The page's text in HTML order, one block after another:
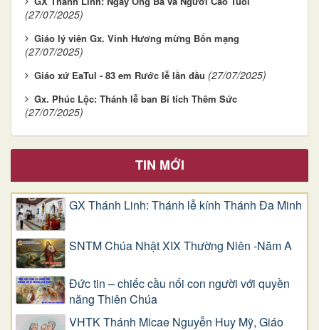
(27/07/2025)
Giáo lý viên Gx. Vinh Hương mừng Bổn mạng
(27/07/2025)
Giáo xứ EaTul - 83 em Rước lễ lần đầu (27/07/2025)
Gx. Phúc Lộc: Thánh lễ ban Bí tích Thêm Sức
(27/07/2025)
TIN MỚI
GX Thánh Linh: Thánh lễ kính Thánh Đa Minh
SNTM Chúa Nhật XIX Thường Niên -Năm A
Đức tin – chiếc cầu nối con người với quyền
năng Thiên Chúa
VHTK Thánh Micae Nguyễn Huy Mỹ, Giáo